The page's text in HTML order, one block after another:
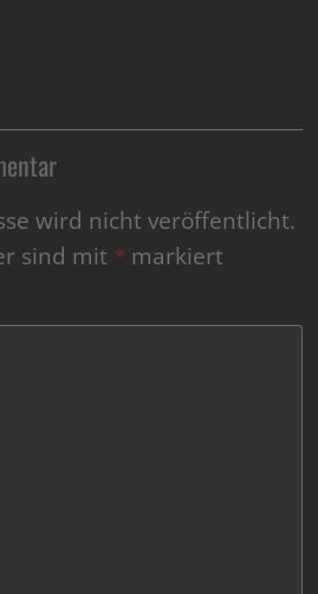
wird nicht veröffentlicht.
sind mit * markiert